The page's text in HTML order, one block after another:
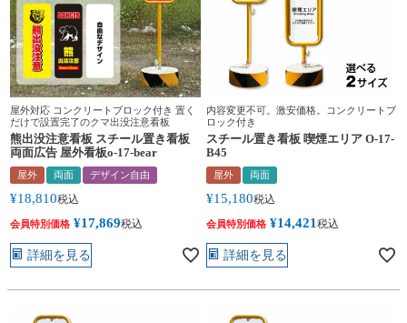
屋外対応 コンクリートブロック付き 置く
だけで設置完了のクマ出没注意看板
熊出没注意看板 スチール置き看板
両面広告 屋外看板o-17-bear
屋外 両面 デザイン自由
¥18,810税込
会員特別価格 ¥17,869税込
詳細を見る
内容変更不可。激安価格。コンクリートブ
ロック付き
スチール置き看板 喫煙エリア O-17-
B45
屋外 両面
¥15,180税込
会員特別価格 ¥14,421 税込
詳細を見る